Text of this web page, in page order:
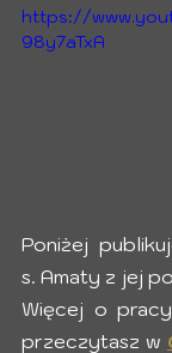
https://
98y7aTxA
Poniżej
s. Amaty z jej
Więcej o
przeczytasz w